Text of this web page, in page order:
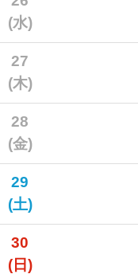
(水)
27
(木)
28
(金)
29
(土)
30
(日)